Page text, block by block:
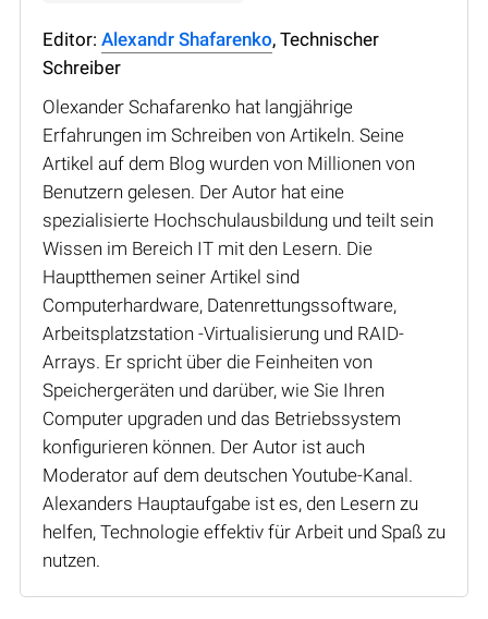
Editor: Alexandr Shafarenko, Technischer
Schreiber
Olexander Schafarenko hat langjährige
Erfahrungen im Schreiben von Artikeln. Seine
Artikel auf dem Blog wurden von Millionen von
Benutzern gelesen. Der Autor hat eine
spezialisierte Hochschulausbildung und teilt sein
Wissen im Bereich IT mit den Lesern. Die
Hauptthemen seiner Artikel sind
Computerhardware, Datenrettungssoftware,
Arbeitsplatzstation -Virtualisierung und RAID-
Arrays. Er spricht über die Feinheiten von
Speichergeräten und darüber, wie Sie Ihren
Computer upgraden und das Betriebssystem
konfigurieren können. Der Autor ist auch
Moderator auf dem deutschen Youtube-Kanal.
Alexanders Hauptaufgabe ist es, den Lesern zu
helfen, Technologie effektiv für Arbeit und Spaß zu
nutzen.